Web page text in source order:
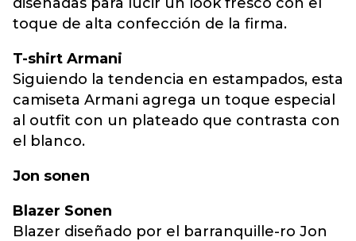
toque de alta confección de la firma.
T-shirt Armani
Siguiendo la tendencia en estampados, esta
camiseta Armani agrega un toque especial
al outfit con un plateado que contrasta con
el blanco.
Jon sonen
Blazer Sonen
Blazer diseñado por el barranquille-ro Jon